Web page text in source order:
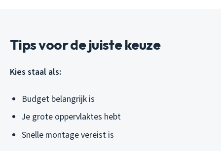
Tips voor de juiste keuze
Kies staal als:
Budget belangrijk is
Je grote oppervlaktes hebt
Snelle montage vereist is